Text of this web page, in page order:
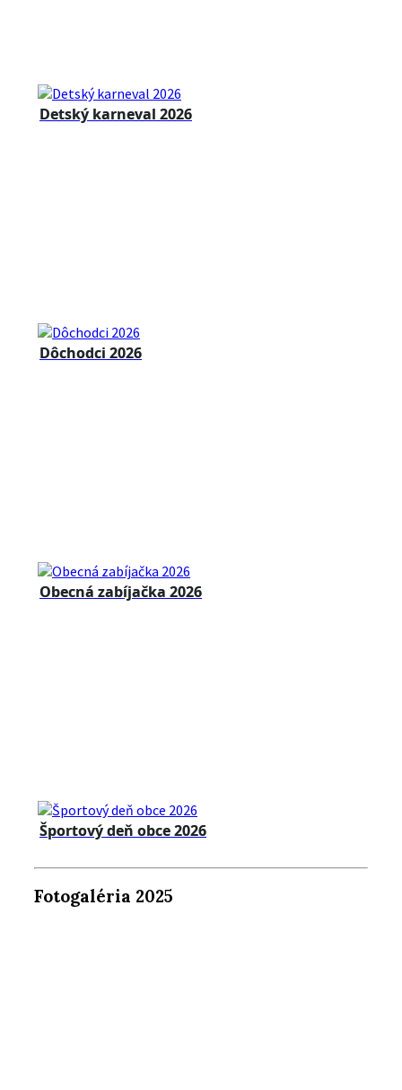
Detský karneval 2026
Dôchodci 2026
Obecná zabíjačka 2026
Športový deň obce 2026
Fotogaléria 2025